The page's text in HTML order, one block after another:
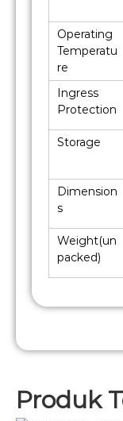
Operating
Temperatu
re
Ingress
Protection
Storage
Dimension
s
Weight(un
packed)
Produk